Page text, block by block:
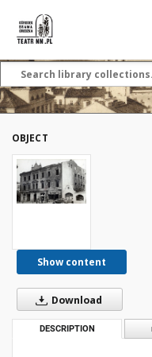
OBJECT
Show content
Download
DESCRIPTION